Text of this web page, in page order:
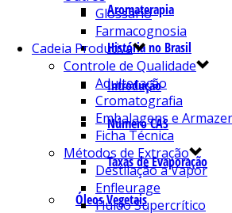
Aromaterapia
História no Brasil
Introdução
Número CAS
Taxas de Evaporação
Óleos Vegetais
Glossário
Farmacognosia
Cadeia Produtiva
Controle de Qualidade
Adulteração
Cromatografia
Embalagens e
Ficha Técnica
Métodos de Extração
Destilação a Vapor
Enfleurage
Fluído Supercrítico